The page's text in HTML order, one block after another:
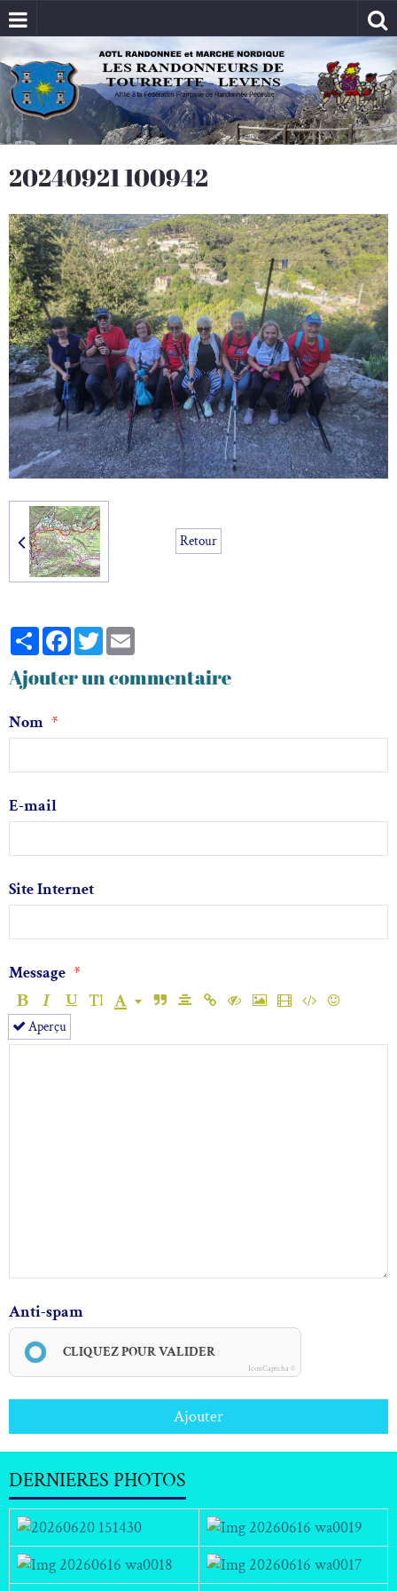
20240921 100942
Retour
PartagerFacebook
Twitter
Ajouter un commentaire
Nom
E-mail
Site Internet
Message
Aperçu
Anti-spam
CLIQUEZ POUR VALIDER
IconCaptcha ©
Ajouter
DERNIERES PHOTOS